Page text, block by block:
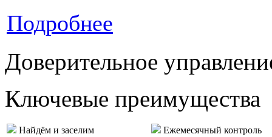
Подробнее
Доверительное
Ключевые преимущества
Найдём и заселим
Ежемесячный контроль